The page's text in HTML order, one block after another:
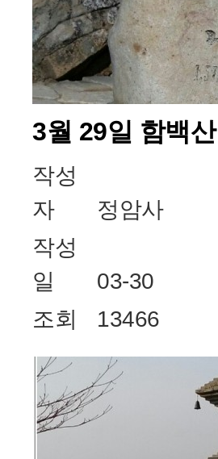
3월 29일 함백
작성
자
정암사
작성
일
03-30
조회
13466